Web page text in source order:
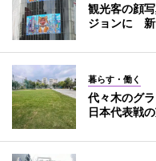
観光客の顔
ジョンに 新
暮らす・働く
代々木のグ
日本代表戦